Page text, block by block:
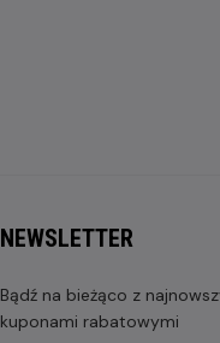
NEWSLETTER
Bądź na bieżąco z
kuponami rabatowymi